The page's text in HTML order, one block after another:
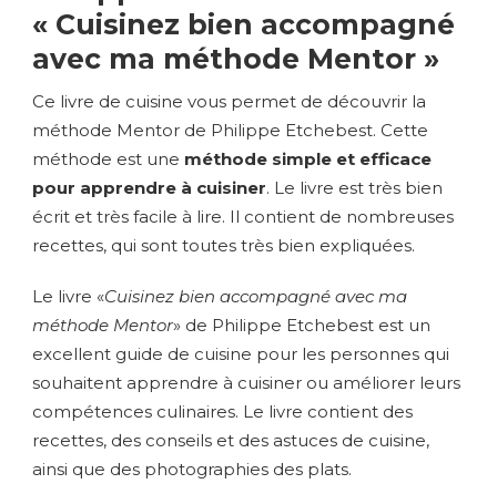
« Cuisinez bien accompagné
avec ma méthode Mentor »
Ce livre de cuisine vous permet de découvrir la
méthode Mentor de Philippe Etchebest. Cette
méthode est une méthode simple et efficace
pour apprendre à cuisiner. Le livre est très bien
écrit et très facile à lire. Il contient de nombreuses
recettes, qui sont toutes très bien expliquées.
Le livre «Cuisinez bien accompagné avec ma
méthode Mentor» de Philippe Etchebest est un
excellent guide de cuisine pour les personnes qui
souhaitent apprendre à cuisiner ou améliorer leurs
compétences culinaires. Le livre contient des
recettes, des conseils et des astuces de cuisine,
ainsi que des photographies des plats.